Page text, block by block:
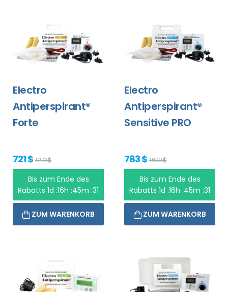
Electro
Antiperspirant®
Forte
721 $1 273 $
Bis zum Ende des
Rabatts 1d :16h :45m :31
ZUM WARENKORB
Electro
Antiperspirant®
Sensitive PRO
783 $1 639 $
Bis zum Ende des
Rabatts 1d :16h :45m :31
ZUM WARENKORB